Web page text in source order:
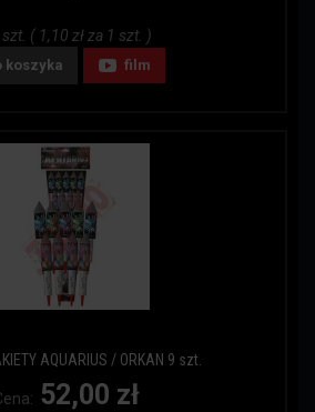
( 1,10 zł za 1 szt. )
koszyka film
AQUARIUS / ORKAN 9 szt.
52,00 zł